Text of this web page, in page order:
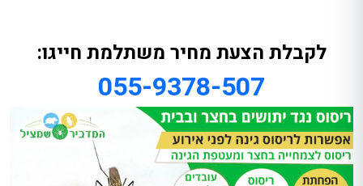
לקבלת הצעת מחיר משתלמת חייגו:
055-9378-507